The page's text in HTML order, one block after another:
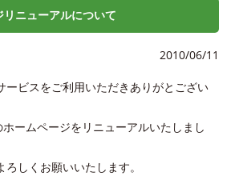
リニューアルについて
2010/06/11
ービスをご利用いただきありがとござい
ームページをリニューアルいたしまし
ろしくお願いいたします。
信確認